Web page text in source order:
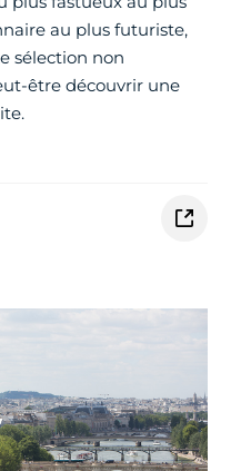
au plus futuriste,
sélection non
être découvrir une